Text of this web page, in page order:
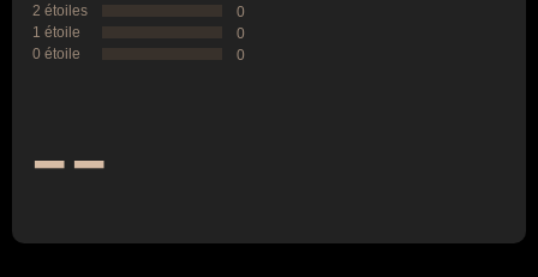
2 étoiles
0
1 étoile
0
0 étoile
0
--